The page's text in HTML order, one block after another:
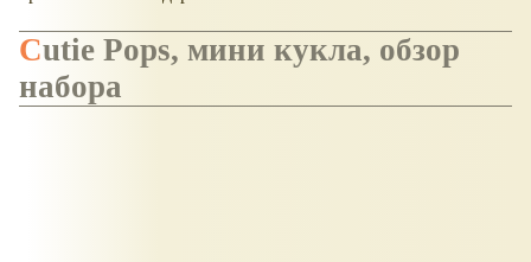
Cutie Pops, мини кукла, обзор
набора